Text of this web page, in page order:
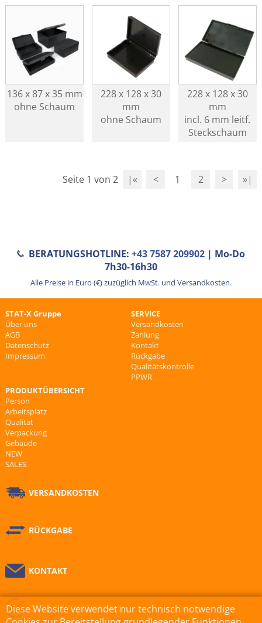
136 x 87 x 35 mm
ohne Schaum
228 x 128 x 30
mm
ohne Schaum
228 x 128 x 30
mm
incl. 6 mm leitf.
Steckschaum
|« < 1 2 > »|
Seite 1 von 2
BERATUNGSHOTLINE: +43 7587 209902| Mo-Do
7h30-16h30
Alle Preise in Euro (€) zuzüglich MwSt. und Versandkosten.
STAT-X Gruppe
Über uns
AGB
Datenschutz
Impressum
SERVICE
Versandkosten
Zahlung
Kontakt
Rückgabe
Qualitätskontrolle
PPWR
PRODUKTÜBERSICHT
Person
Arbeitsplatz
Qualität
Verpackung
Gebäude
NEW
SALES
VERSANDKOSTEN
RÜCKGABE
KONTAKT
QUALITÄTSKONTROLLE
Diese Website verwendet nur technisch notwendige